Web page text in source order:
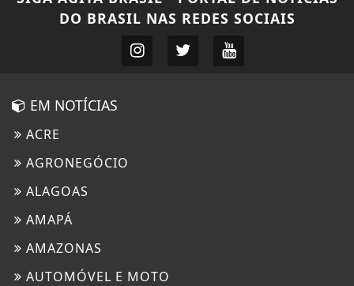
DO BRASIL NAS REDES SOCIAIS
EM NOTÍCIAS
ACRE
AGRONEGÓCIO
ALAGOAS
AMAPÁ
AMAZONAS
AUTOMÓVEL E MOTO